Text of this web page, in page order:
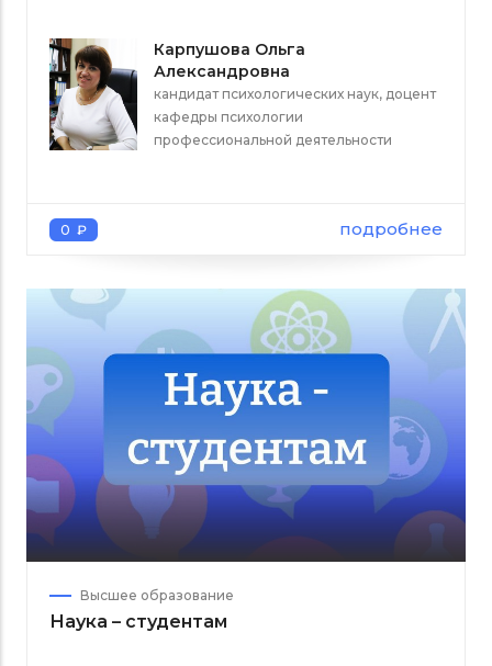
Карпушова Ольга
Александровна
кандидат психологических наук, доцент
кафедры психологии
профессиональной деятельности
0 ₽ подробнее
Высшее образование
Наука – студентам